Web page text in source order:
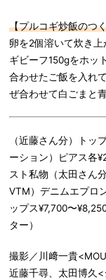
【プルコギ炒飯のつ
卵を2個溶いて炊き
ギビーフ150gをホッ
合わせたご飯を入れ
ぜ合わせて白ごまと
（近藤さん分）トッ
ーション）ピアス各
スト私物（太田さん
VTM）デニムエプロ
ップス¥7,700〜
ター）
撮影／川﨑一貴
近藤千尋、太田博久